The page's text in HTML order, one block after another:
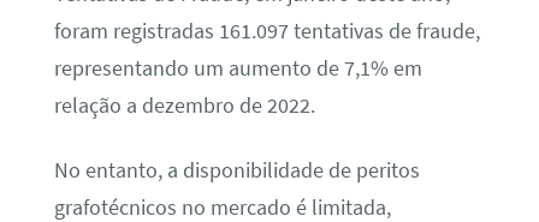
foram registradas 161.097 tentativas de fraude,
representando um aumento de 7,1% em
relação a dezembro de 2022.
No entanto, a disponibilidade de peritos
grafotécnicos no mercado é limitada,